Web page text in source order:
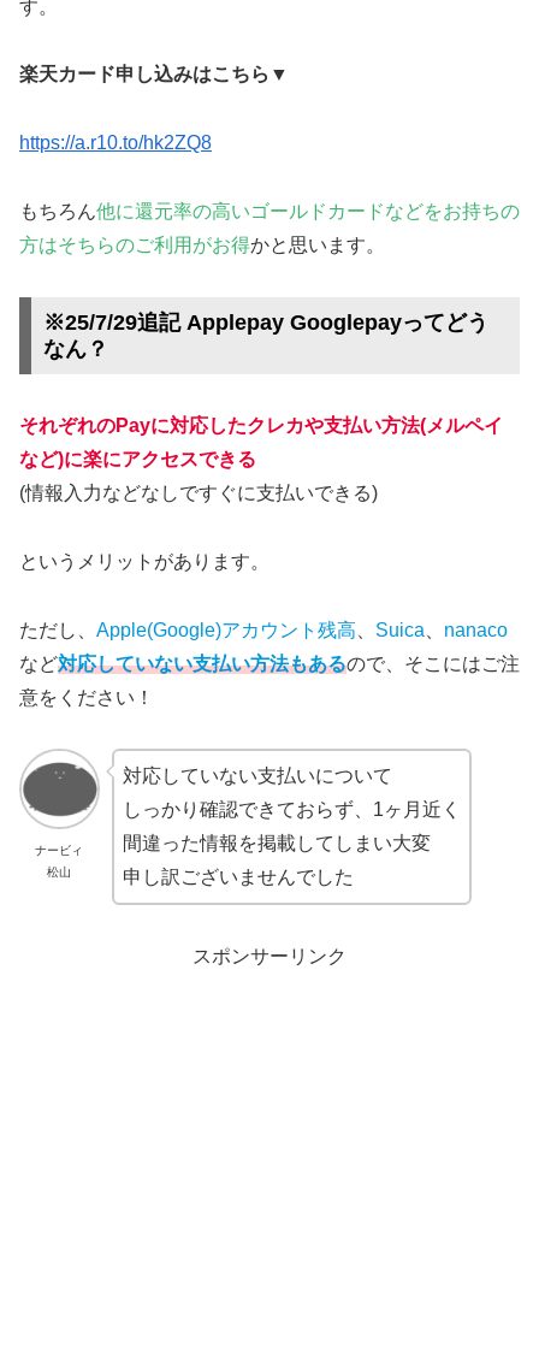
す。
楽天カード申し込みはこちら ▼
https://a.r10.to/hk2ZQ8
もちろん他に還元率の高いゴールドカードなどをお持ちの
方はそちらのご利用がお得かと思います。
※25/7/29追記 Applepay Googlepayってどう
なん？
それぞれのPayに対応したクレカや支払い方法(メルペイ
など)に楽にアクセスできる
(情報入力などなしですぐに支払いできる)
というメリットがあります。
ただし、 Apple(Google)アカウント残高 Suica
nanaco
など対応していない支払い方法もあるので、そこにはご注
意をください！
ナービィ
松山
対応していない支払いについて
しっかり確認できておらず、1ヶ月近く
間違った情報を掲載してしまい大変
申し訳ございませんでした
スポンサーリンク